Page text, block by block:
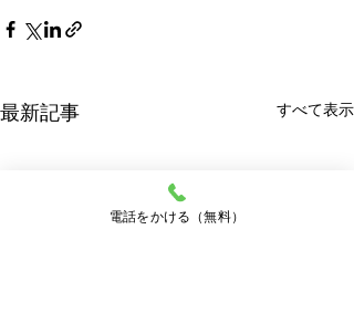
最新記事 すべて表示
電話をかける（無料）